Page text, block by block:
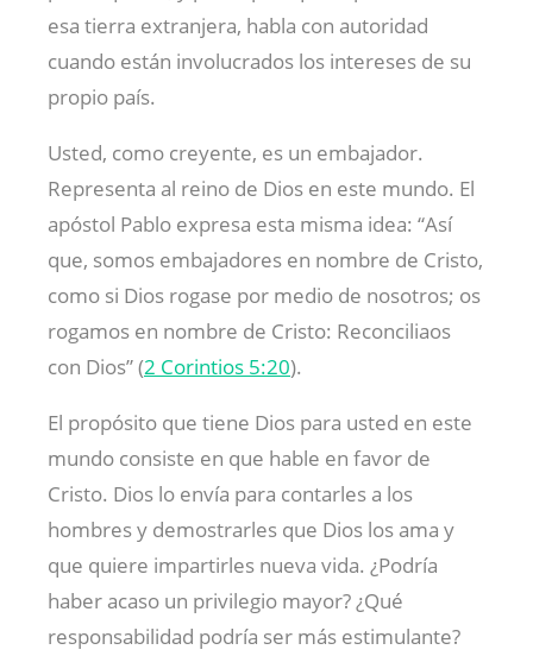
esa tierra extranjera, habla con autoridad
cuando están involucrados los intereses de su
propio país.
Usted, como creyente, es un embajador.
Representa al reino de Dios en este mundo. El
apóstol Pablo expresa esta misma idea: “Así
que, somos embajadores en nombre de Cristo,
como si Dios rogase por medio de nosotros; os
rogamos en nombre de Cristo: Reconciliaos
con Dios” (2 Corintios 5:20).
El propósito que tiene Dios para usted en este
mundo consiste en que hable en favor de
Cristo. Dios lo envía para contarles a los
hombres y demostrarles que Dios los ama y
que quiere impartirles nueva vida. ¿Podría
haber acaso un privilegio mayor? ¿Qué
responsabilidad podría ser más estimulante?